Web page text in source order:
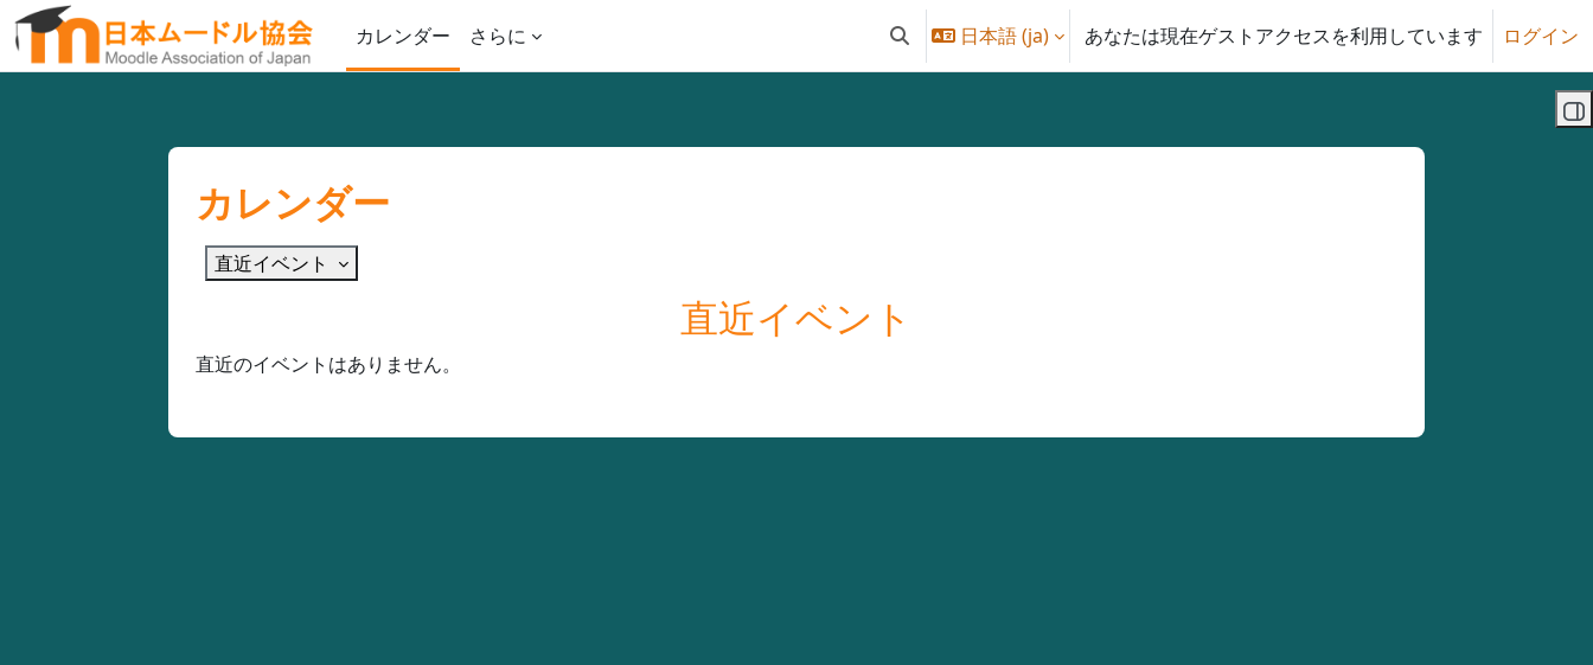
メインコンテンツへスキップする
カレンダー
さらに 検索入力に切り替える
日本語 ‎(ja)‎ あなたは現在ゲストアクセスを利用しています ログイン
カレンダー
直近イベント
直近イベント
直近のイベントはありません。